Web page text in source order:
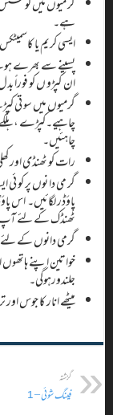
ہے۔
ایسی کریم یا
پسینے سے بھرے
ان کپڑو ں کو فوراً
گرمیوں میں سو تی
چاہیے۔کپڑے ،
چاہئیں۔
رات کو ٹھنڈی اور
گر می دا نوں پر کو
پاؤڈر لگائیں۔ اس
ٹھنڈک کے لئے آپ
گرمی دانوں کے
خواتین اپنے
جلندورہوگی۔
میٹھے انار کا جوس
گزشتہ
فینگ شوئی – 1